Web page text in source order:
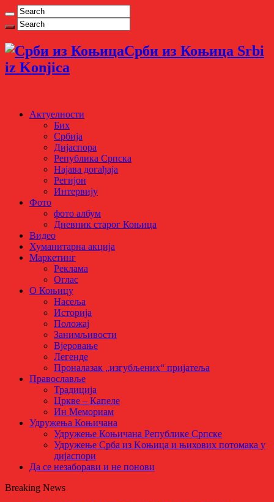
Срби из Коњица Srbi
iz Konjica
Актуелности
Бих
Србија
Дијаспора
Република Српска
Најава догађаја
Регијон
Интервију
Фото
фото албум
Дневник старог Коњица
Видео
Хуманитарна акција
Маркетинг
Реклама
Оглас
О Коњицу
Насеља
Историја
Положај
Занимљивости
Вјеровање
Легенде
Проналазак „изгубљених“ пријатеља
Православље
Традиција
Цркве – Капеле
Ин Мемориам
Удружења Коњичана
Удружење Коњичана Републике Српске
Удружење Срба из Kоњица и њихових потомака у
дијаспори
Да се незаборави и не понови
Breaking News